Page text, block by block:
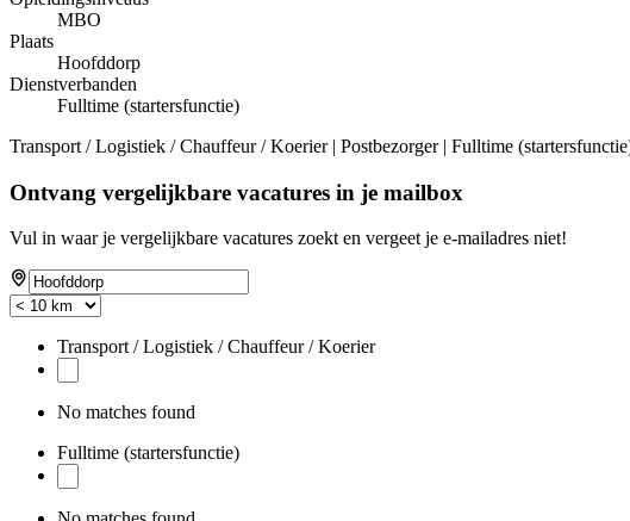
MBO
Plaats
Hoofddorp
Dienstverbanden
Fulltime (startersfunctie)
Transport / Logistiek / Chauffeur / Koerier | Postbezorger | Fulltime
Ontvang vergelijkbare vacatures in je mailbox
Vul in waar je vergelijkbare vacatures zoekt en vergeet je e-mailadres niet!
Transport / Logistiek / Chauffeur / Koerier
No matches found
Fulltime (startersfunctie)